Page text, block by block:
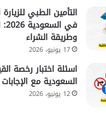
التأمين الطبي للزيارة
في
وطريقة الشراء
17 يونيو، 2026
اسئلة اختبار رخصة
السعودية مع الإجابات
12 يونيو، 2026